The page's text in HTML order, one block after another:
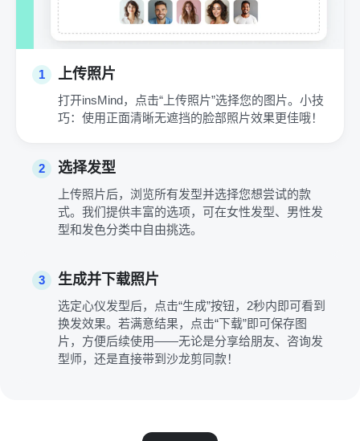
1 上传照片
打开insMind，点击“上传照片”选择您的图片。小技
巧：使用正面清晰无遮挡的脸部照片效果更佳哦！
2 选择发型
上传照片后，浏览所有发型并选择您想尝试的款
式。我们提供丰富的选项，可在女性发型、男性发
型和发色分类中自由挑选。
3 生成并下载照片
选定心仪发型后，点击“生成”按钮，2秒内即可看到
换发效果。若满意结果，点击“下载”即可保存图
片，方便后续使用——无论是分享给朋友、咨询发
型师，还是直接带到沙龙剪同款！